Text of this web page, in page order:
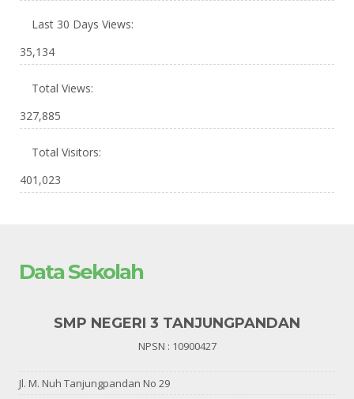
Last 30 Days Views:
35,134
Total Views:
327,885
Total Visitors:
401,023
Data Sekolah
SMP NEGERI 3 TANJUNGPANDAN
NPSN : 10900427
Jl. M. Nuh Tanjungpandan No 29